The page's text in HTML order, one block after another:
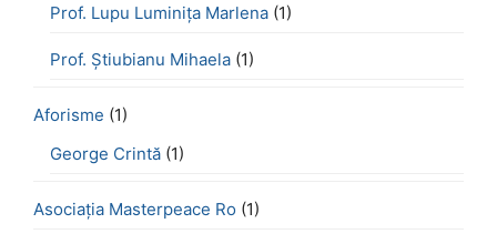
Prof. Lupu Luminița Marlena (1)
Prof. Știubianu Mihaela (1)
Aforisme (1)
George Crintă (1)
Asociația Masterpeace Ro (1)